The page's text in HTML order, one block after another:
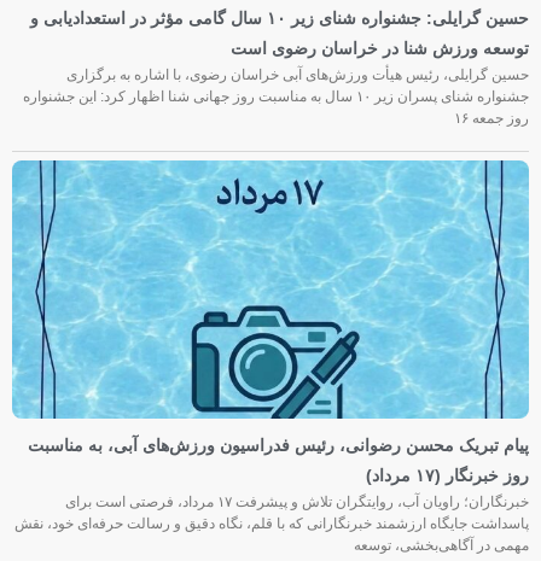
حسین گرایلی: جشنواره شنای زیر ۱۰ سال گامی مؤثر در استعدادیابی و
توسعه ورزش شنا در خراسان رضوی است
حسین گرایلی، رئیس هیأت ورزش‌های آبی خراسان رضوی، با اشاره به برگزاری
جشنواره شنای پسران زیر ۱۰ سال به مناسبت روز جهانی شنا اظهار کرد: این جشنواره
روز جمعه‌ ۱۶
پیام تبریک محسن رضوانی، رئیس فدراسیون ورزش‌های آبی، به مناسبت
روز خبرنگار (۱۷ مرداد)
خبرنگاران؛ راویان آب، روایتگران تلاش و پیشرفت ۱۷ مرداد، فرصتی است برای
پاسداشت جایگاه ارزشمند خبرنگارانی که با قلم، نگاه دقیق و رسالت حرفه‌ای خود، نقش
مهمی در آگاهی‌بخشی، توسعه